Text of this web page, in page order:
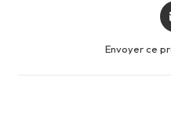
in
Envoyer ce